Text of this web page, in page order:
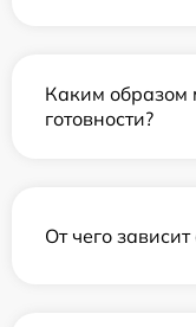
Каким образом
готовности?
От чего